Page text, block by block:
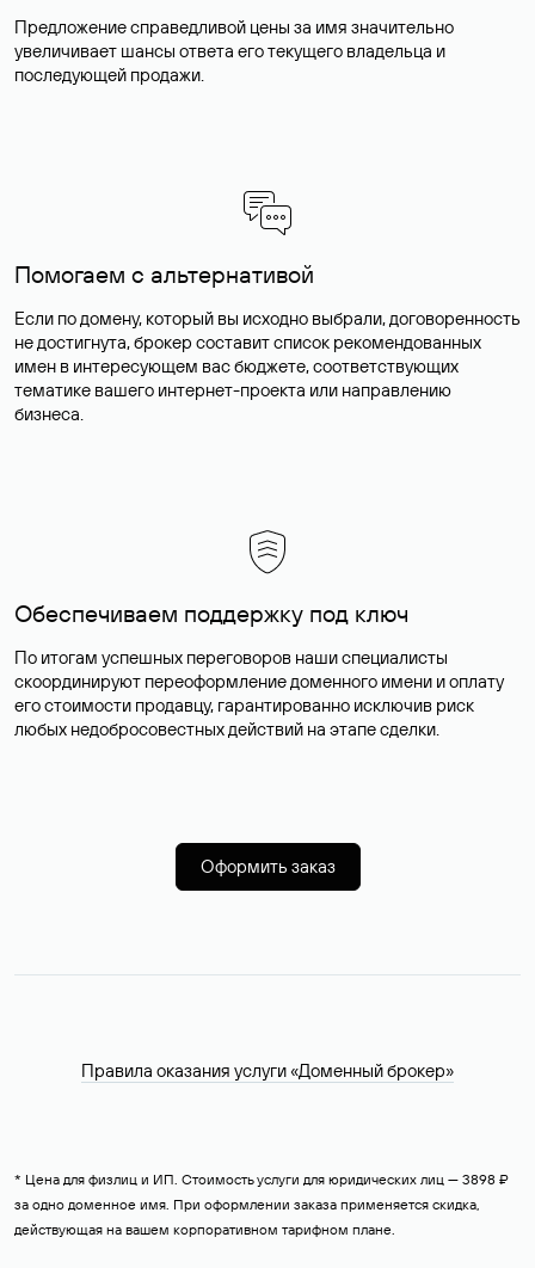
Предложение справедливой цены за имя значительно
увеличивает шансы ответа его текущего владельца и
последующей продажи.
Помогаем с альтернативой
Если по домену, который вы исходно выбрали, договоренность
не достигнута, брокер составит список рекомендованных
имен в интересующем вас бюджете, соответствующих
тематике вашего интернет-проекта или направлению
бизнеса.
Обеспечиваем поддержку под ключ
По итогам успешных переговоров наши специалисты
скоординируют переоформление доменного имени и оплату
его стоимости продавцу, гарантированно исключив риск
любых недобросовестных действий на этапе сделки.
Оформить заказ
Правила оказания услуги «Доменный брокер»
* Цена для физлиц и ИП. Стоимость услуги для юридических лиц — 3898 ₽
за одно доменное имя. При оформлении заказа применяется скидка,
действующая на вашем корпоративном тарифном плане.